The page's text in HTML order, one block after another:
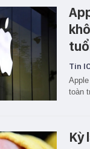
Tin
toàn
Kỳ